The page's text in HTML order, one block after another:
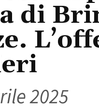
di
2025